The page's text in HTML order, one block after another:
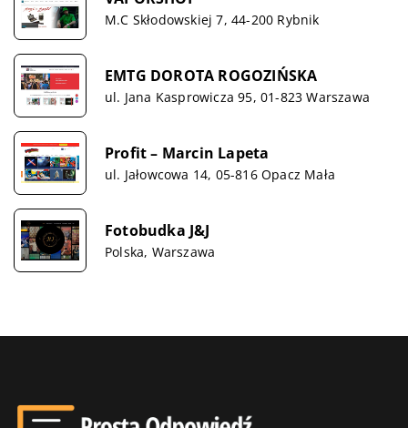
M.C Skłodowskiej 7, 44-200 Rybnik
EMTG DOROTA ROGOZIŃSKA
ul. Jana Kasprowicza 95, 01-823 Warszawa
Profit – Marcin Lapeta
ul. Jałowcowa 14, 05-816 Opacz Mała
Fotobudka J&J
Polska, Warszawa